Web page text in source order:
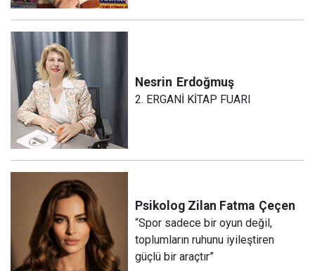
Nesrin Erdoğmuş
2. ERGANİ KİTAP FUARI
Psikolog Zilan Fatma Çeçen
“Spor sadece bir oyun değil,
toplumların ruhunu iyileştiren
güçlü bir araçtır”